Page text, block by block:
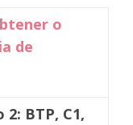
o
de
2: BTP, C1,